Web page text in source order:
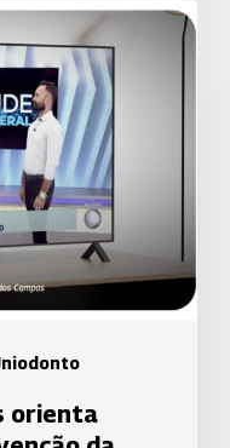
orienta